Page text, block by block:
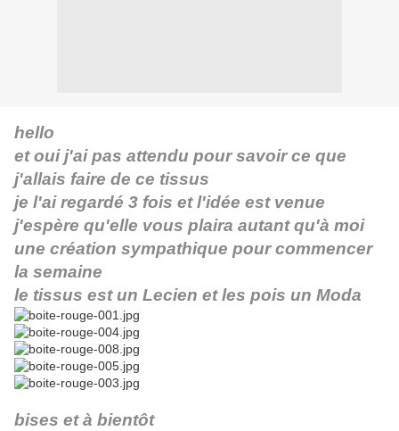
hello
et oui j'ai pas attendu pour savoir ce que
j'allais faire de ce tissus
je l'ai regardé 3 fois et l'idée est venue
j'espère qu'elle vous plaira autant qu'à moi
une création sympathique pour commencer
la semaine
le tissus est un Lecien et les pois un Moda
bises et à bientôt